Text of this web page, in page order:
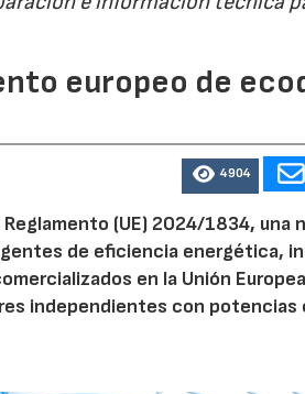
europeo de
4904
(UE) 2024/1834, una
de eficiencia energética,
en la Unión
independientes con potencias